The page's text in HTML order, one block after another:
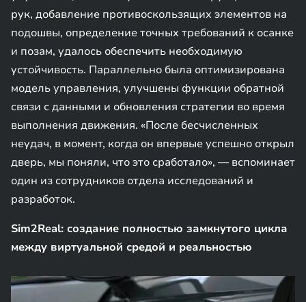
рук, добавление противоскользящих элементов на
подошвы, определение точных требований к осанке
и позам, удалось обеспечить необходимую
устойчивость. Параллельно была оптимизирована
модель управления, улучшены функции обратной
связи с данными и обновления стратегии во время
выполнения движения. «После бесчисленных
неудач, в момент, когда он впервые успешно открыл
дверь, мы поняли, что это сработало», — вспоминает
один из сотрудников отдела исследований и
разработок.
Sim2Real: создание полностью замкнутого цикла
между виртуальной средой и реальностью